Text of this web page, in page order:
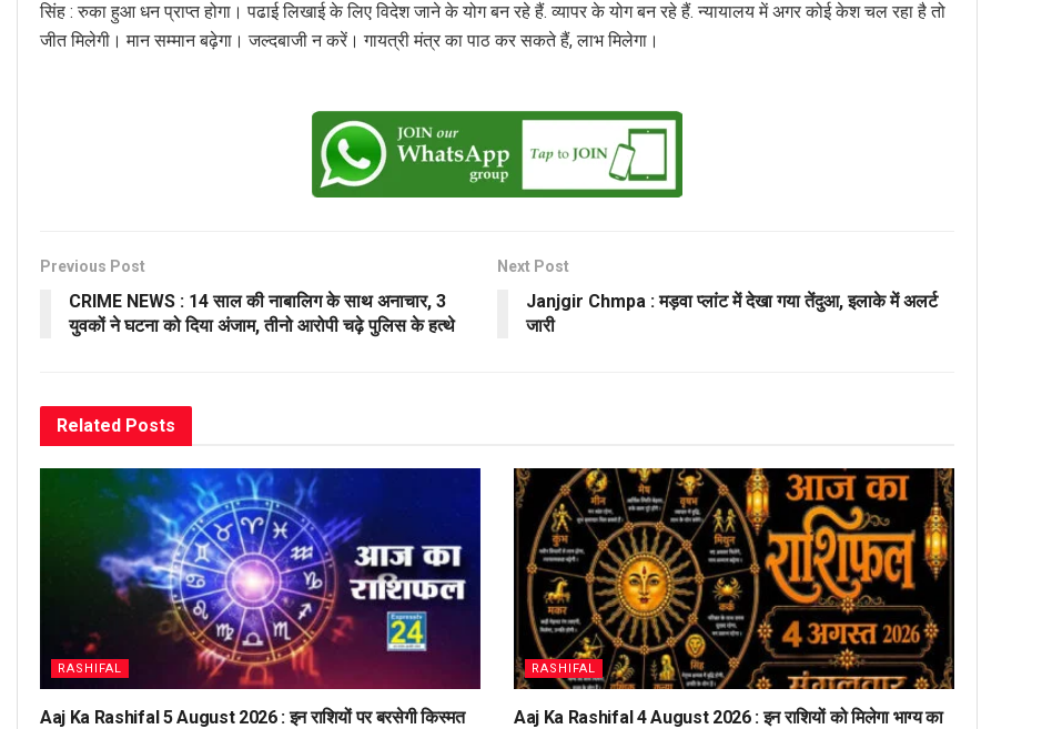
सिंह : रुका हुआ धन प्राप्त होगा। पढाई लिखाई के लिए विदेश जाने के योग बन रहे हैं. व्यापर के योग बन रहे हैं. न्यायालय में अगर कोई केश चल रहा है तो
जीत मिलेगी। मान सम्मान बढ़ेगा। जल्दबाजी न करें। गायत्री मंत्र का पाठ कर सकते हैं, लाभ मिलेगा।
Previous Post
CRIME NEWS : 14 साल की नाबालिग के साथ अनाचार, 3
युवकों ने घटना को दिया अंजाम, तीनो आरोपी चढ़े पुलिस के हत्थे
Next Post
Janjgir Chmpa : मड़वा प्लांट में देखा गया तेंदुआ, इलाके में अलर्ट
जारी
Related Posts
RASHIFAL
Aaj Ka Rashifal 5 August 2026 : इन राशियों पर बरसेगी किस्मत
RASHIFAL
Aaj Ka Rashifal 4 August 2026 : इन राशियों को मिलेगा भाग्य का